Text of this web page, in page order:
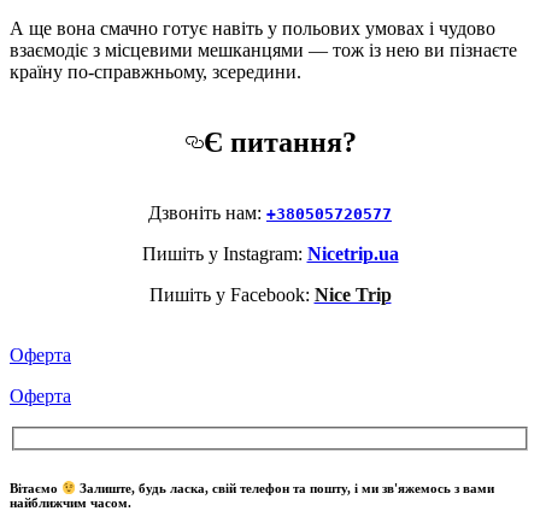
А ще вона смачно готує навіть у польових умовах і чудово
взаємодіє з місцевими мешканцями — тож із нею ви пізнаєте
країну по-справжньому, зсередини.
Є питання?
Дзвоніть нам: +380505720577
Пишіть у Instagram: Nicetrip.ua
Пишіть у Facebook: Nice Trip
Оферта
Оферта
Вітаємо
Залиште, будь ласка, свій телефон та пошту, і ми зв'яжемось з вами
найближчим часом.